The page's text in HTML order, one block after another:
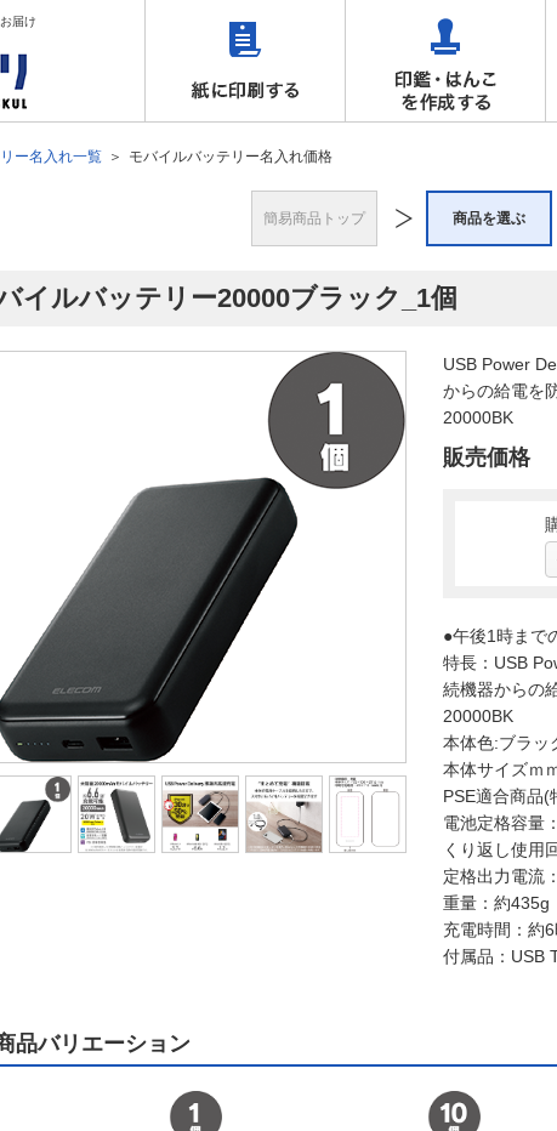
届け
ー名入れ一覧 モバイルバッテリー名入れ価格
簡易商品トップ 商品を選ぶ
イルバッテリー20000ブラック_1個
USB Power
からの給電を
20000BK
販売価格
●午後1時まで
特長：USB
続機器からの
20000BK
本体色:ブラッ
本体サイズｍ
PSE適合商品(
電池定格容量
くり返し使用
定格出力電流
重量：約435g
充電時間：約
付属品：USB
品バリエーション